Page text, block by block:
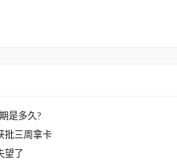
是多久?
批三周拿卡
望了